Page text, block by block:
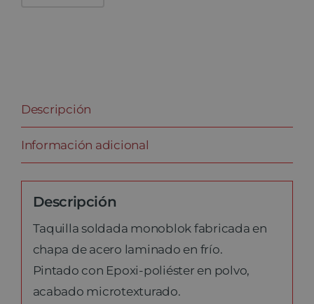
Descripción
Información adicional
Descripción
Taquilla soldada monoblok fabricada en
chapa de acero laminado en frío.
Pintado con Epoxi-poliéster en polvo,
acabado microtexturado.